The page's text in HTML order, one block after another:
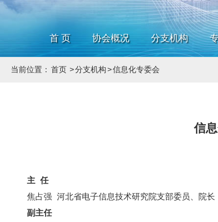
首 页 协会概况 分支机构
当前位置： 首页 >分支机构>信息化专委会
信
主 任
焦占强
河北省电子信息技术研究院支部委员、院长
副主任